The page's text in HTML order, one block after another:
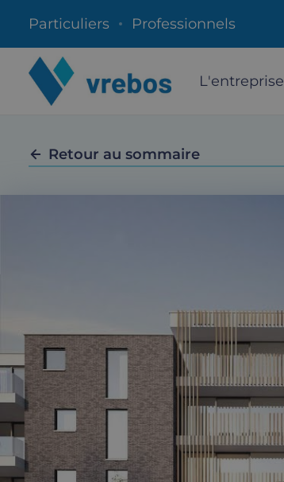
Particuliers Professionnels
L'entreprise
Retour au sommaire